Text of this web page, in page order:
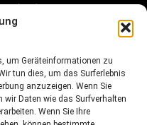
um Geräteinformationen zu
tun dies, um das Surferlebnis
anzuzeigen. Wenn Sie
Daten wie das Surfverhalten
Wenn Sie Ihre
Vereinbarung